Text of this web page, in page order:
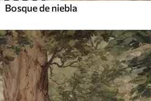
Bosque de niebla